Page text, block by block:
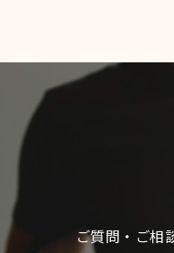
ご質問・ご相